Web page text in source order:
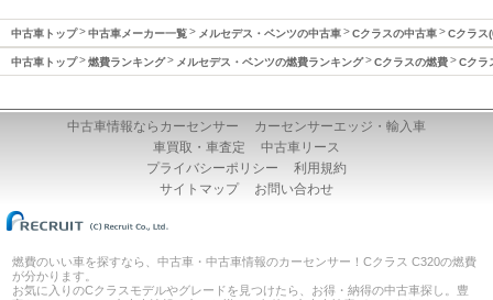
中古車トップ 中古車メーカー一覧 メルセデス・ベンツの中古車 Cクラスの中古車 Cクラス
中古車トップ 燃費ランキング メルセデス・ベンツの燃費ランキング Cクラスの燃費 Cクラ
中古車情報ならカーセンサー
カーセンサーエッジ・輸入車
車買取・車査定
中古車リース
プライバシーポリシー
利用規約
サイトマップ
お問い合わせ
燃費のいい車を探すなら、中古車・中古車情報のカーセンサー！Cクラス C320の燃費
が分かります。
お気に入りのCクラスモデルやグレードを見つけたら、お得・納得の中古車探し。豊